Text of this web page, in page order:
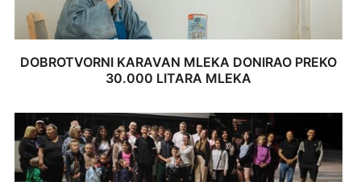
DOBROTVORNI KARAVAN MLEKA DONIRAO PREKO
30.000 LITARA MLEKA